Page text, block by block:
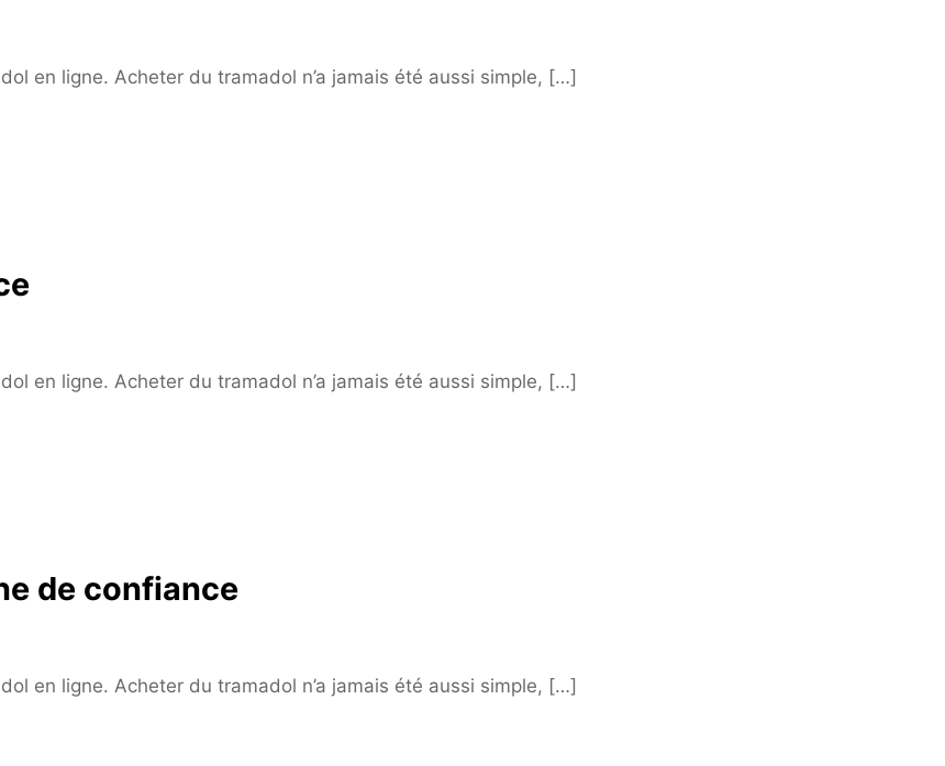
en ligne. Acheter du tramadol n’a jamais été aussi simple, […]
en ligne. Acheter du tramadol n’a jamais été aussi simple, […]
de confiance
en ligne. Acheter du tramadol n’a jamais été aussi simple, […]